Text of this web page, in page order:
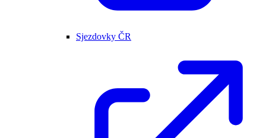
Sjezdovky ČR